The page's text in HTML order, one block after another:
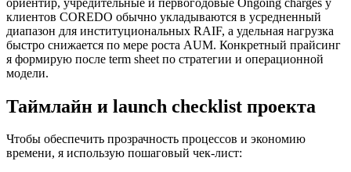
клиентов COREDO обычно укладываются в усредненный
диапазон для институциональных RAIF, а удельная нагрузка
быстро снижается по мере роста AUM. Конкретный прайсинг
я формирую после term sheet по стратегии и операционной
модели.
Таймлайн и launch checklist проекта
Чтобы обеспечить прозрачность процессов и экономию
времени, я использую пошаговый чек-лист: